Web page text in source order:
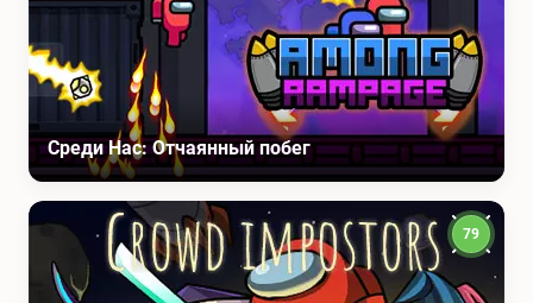
Среди Нас: Отчаянный побег
79